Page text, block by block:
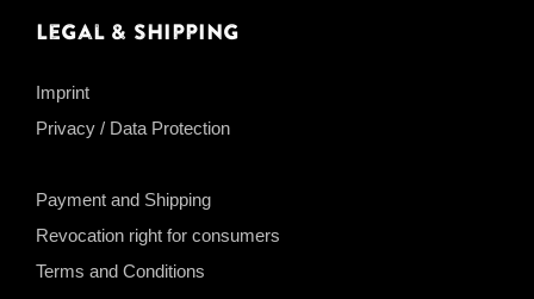
Legal & Shipping
Imprint
Privacy / Data Protection
Payment and Shipping
Revocation right for consumers
Terms and Conditions